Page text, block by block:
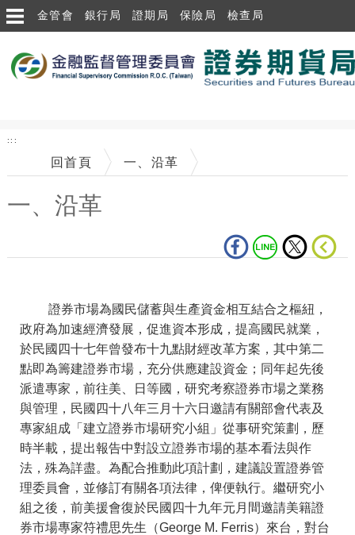
跳到主要內容區塊
金管會 銀行局 證期局 保險局 檢查局
:::
回首頁 一、沿革
一、沿革
證券市場為國民儲蓄與生產資金相互結合之樞紐，
政府為加速經濟發展，促進資本形成，提高國民就業，
於民國四十七年曾發布十九點財經改革方案，其中第二
點即為籌建證券市場，充分供應建設資金；同年起先後
派遣專家，前往美、日等國，研究考察證券市場之業務
與管理，民國四十八年三月十六日邀請有關部會代表及
專家組成「建立證券市場研究小組」從事研究策劃，歷
時半載，提出報告中對設立證券市場的基本看法與作
法，殊為詳盡。為配合推動此項計劃，建議設置證券管
理委員會，並修訂有關各項法律，俾便執行。繼研究小
組之後，前美援會復於民國四十九年元月間邀請美籍證
券市場專家符禮思先生（George M. Ferris）來台，對台